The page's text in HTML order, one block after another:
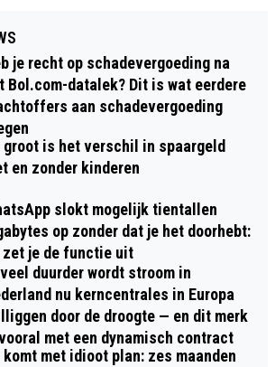
je recht op schadevergoeding na
Bol.com-datalek? Dit is wat eerdere
aan schadevergoeding
groot is het verschil in spaargeld
en zonder kinderen
slokt mogelijk tientallen
op zonder dat je het doorhebt:
zet je de functie uit
duurder wordt stroom in
nu kerncentrales in Europa
door de droogte — en dit merk
met een dynamisch contract
komt met idioot plan: zes maanden